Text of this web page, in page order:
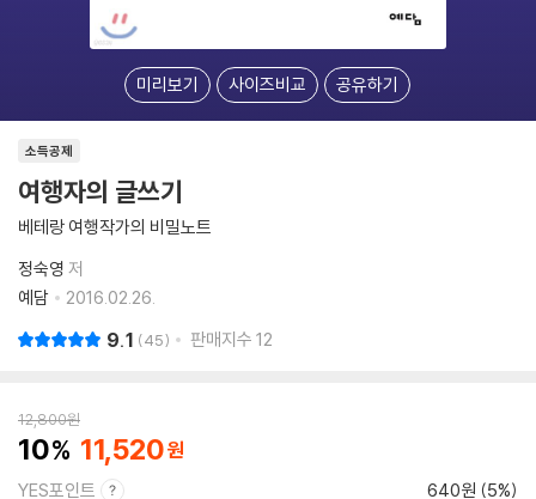
미리보기 사이즈비교 공유하기
소득공제
여행자의 글쓰기
베테랑 여행작가의 비밀노트
정숙영 저
예담
2016.02.26.
9.1 45 판매지수 12
12,800원
10 11,520
YES포인트 640원 (5%)